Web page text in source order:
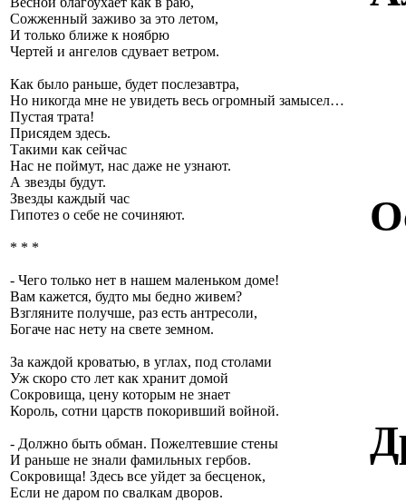
Сожженный заживо за это летом,
И только ближе к ноябрю
Чертей и ангелов сдувает ветром.
Как было раньше, будет послезавтра,
Но никогда мне не увидеть весь огромный замысел…
Пустая трата!
Присядем здесь.
Такими как сейчас
Нас не поймут, нас даже не узнают.
А звезды будут.
Звезды каждый час
Гипотез о себе не сочиняют.
* * *
- Чего только нет в нашем маленьком доме!
Вам кажется, будто мы бедно живем?
Взгляните получше, раз есть антресоли,
Богаче нас нету на свете земном.
За каждой кроватью, в углах, под столами
Уж скоро сто лет как хранит домой
Сокровища, цену которым не знает
Король, сотни царств покоривший войной.
- Должно быть обман. Пожелтевшие стены
И раньше не знали фамильных гербов.
Сокровища! Здесь все уйдет за бесценок,
Если не даром по свалкам дворов.